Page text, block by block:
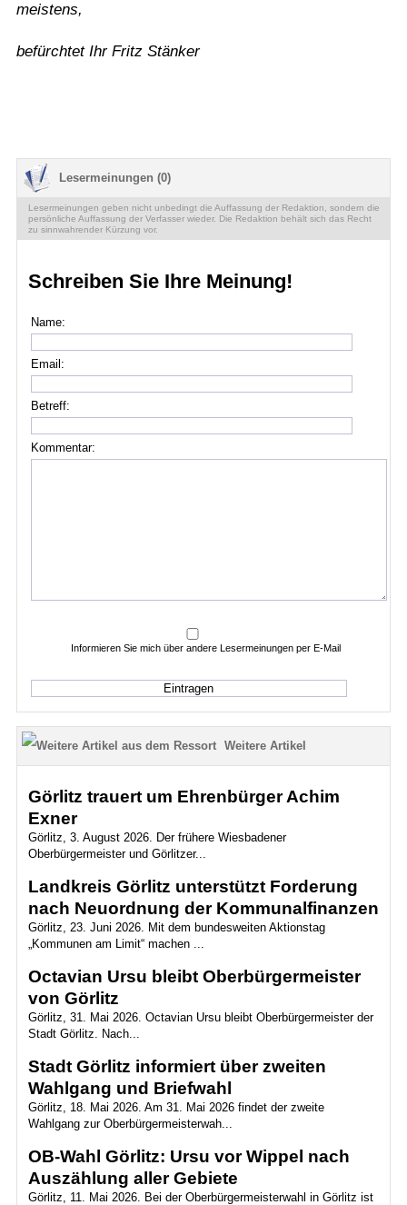
meistens,
befürchtet Ihr Fritz Stänker
Lesermeinungen (0)
Lesermeinungen geben nicht unbedingt die Auffassung der Redaktion, sondern die
persönliche Auffassung der Verfasser wieder. Die Redaktion behält sich das Recht
zu sinnwahrender Kürzung vor.
Schreiben Sie Ihre Meinung!
Name:
Email:
Betreff:
Kommentar:
Informieren Sie mich über andere Lesermeinungen per E-Mail
Weitere Artikel
Görlitz trauert um Ehrenbürger Achim
Exner
Görlitz, 3. August 2026. Der frühere Wiesbadener
Oberbürgermeister und Görlitzer...
Landkreis Görlitz unterstützt Forderung
nach Neuordnung der Kommunalfinanzen
Görlitz, 23. Juni 2026. Mit dem bundesweiten Aktionstag
„Kommunen am Limit“ machen ...
Octavian Ursu bleibt Oberbürgermeister
von Görlitz
Görlitz, 31. Mai 2026. Octavian Ursu bleibt Oberbürgermeister der
Stadt Görlitz. Nach...
Stadt Görlitz informiert über zweiten
Wahlgang und Briefwahl
Görlitz, 18. Mai 2026. Am 31. Mai 2026 findet der zweite
Wahlgang zur Oberbürgermeisterwah...
OB-Wahl Görlitz: Ursu vor Wippel nach
Auszählung aller Gebiete
Görlitz, 11. Mai 2026. Bei der Oberbürgermeisterwahl in Görlitz ist